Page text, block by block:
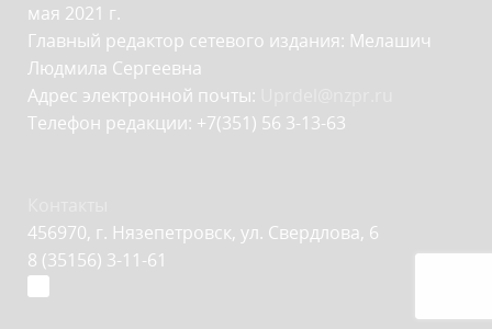
мая 2021 г.
Главный редактор сетевого издания: Мелашич
Людмила Сергеевна
Адрес электронной почты:
Телефон редакции: +7(351) 56 3-13-63
456970, г. Нязепетровск, ул. Свердлова, 6
8 (35156) 3-11-61